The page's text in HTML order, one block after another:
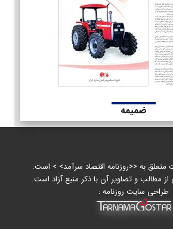
ضمیمه
به <<روزنامه اقتصاد سرآمد> > است.
از مطالب و تصاویر آن با ذکر منبع آزاد است.
طراحی سایت روزنامه :